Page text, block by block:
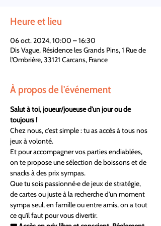
Heure et lieu
06 oct. 2024, 10:00 – 16:30
Dis Vague, Résidence les Grands Pins, 1 Rue de
l'Ombrière, 33121 Carcans, France
À propos de l'événement
Salut à toi, joueur/joueuse d'un jour ou de
toujours !
Chez nous, c'est simple : tu as accès à tous nos
jeux à volonté.
Et pour accompagner vos parties endiablées,
on te propose une sélection de boissons et de
snacks à des prix sympas.
Que tu sois passionné·e de jeux de stratégie,
de cartes ou juste à la recherche d'un moment
sympa seul, en famille ou entre amis, on a tout
ce qu'il faut pour vous divertir.